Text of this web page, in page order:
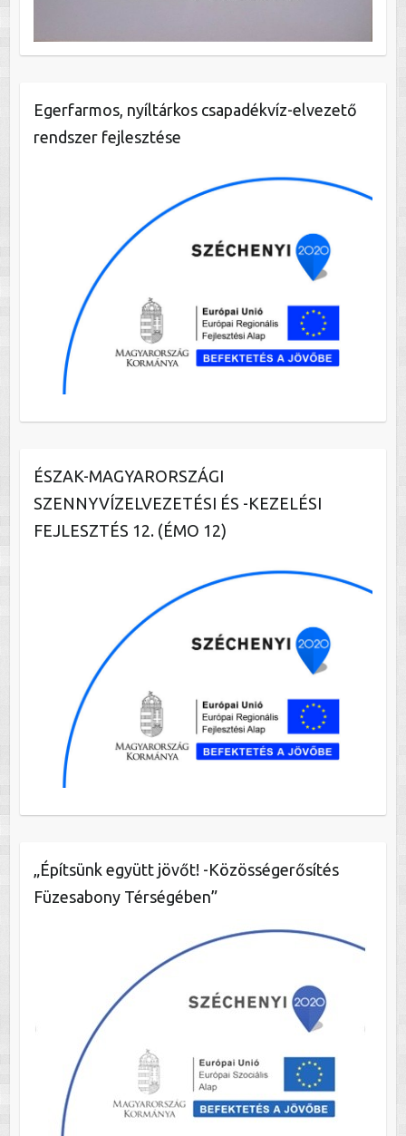
Egerfarmos, nyíltárkos csapadékvíz-elvezető
rendszer fejlesztése
ÉSZAK-MAGYARORSZÁGI
SZENNYVÍZELVEZETÉSI ÉS -KEZELÉSI
FEJLESZTÉS 12. (ÉMO 12)
„Építsünk együtt jövőt! -Közösségerősítés
Füzesabony Térségében”